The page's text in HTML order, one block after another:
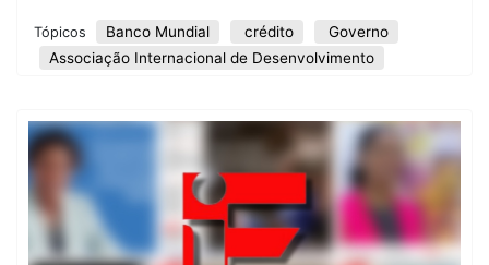
Tópicos Banco Mundial crédito
Governo
Associação Internacional de Desenvolvimento